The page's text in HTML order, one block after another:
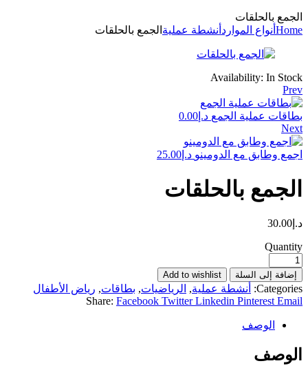
الجمع بالحلقات
Home أنواع الموارد أنشطة عملية الجمع بالحلقات
Availability: In Stock
Prev
بطاقات عملية الجمع د.إ 0.00
Next
اجمع وطابق مع الدومينو د.إ 25.00
الجمع بالحلقات
د.إ 30.00
Quantity
إضافة إلى السلة Add to wishlist
Categories: أنشطة عملية, الرياضيات, بطاقات, رياض الأطفال
Share: Facebook Twitter Linkedin Pinterest Email
الوصف
الوصف